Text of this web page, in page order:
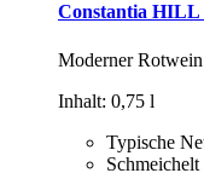
Constantia HILL
Moderner
Inhalt: 0,75 l
Typische